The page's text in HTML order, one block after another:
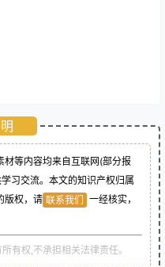
等内容均来自互联网(部分报
习交流。本文的知识产权归属
版权，请 联系我们
一经核实，
有权,不承担相关法律责任。